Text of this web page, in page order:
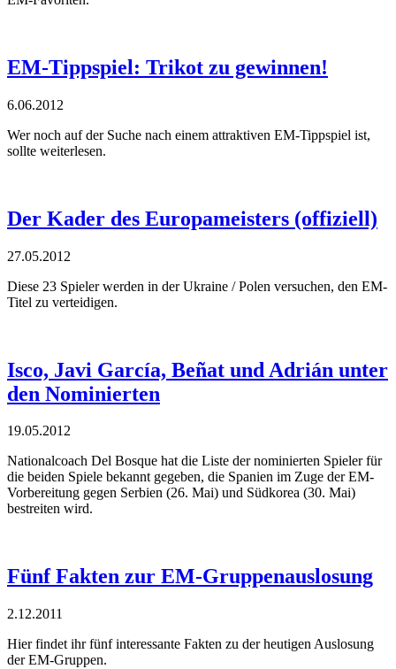
EM-Tippspiel: Trikot zu gewinnen!
6.06.2012
Wer noch auf der Suche nach einem attraktiven EM-Tippspiel ist,
sollte weiterlesen.
Der Kader des Europameisters (offiziell)
27.05.2012
Diese 23 Spieler werden in der Ukraine / Polen versuchen, den EM-
Titel zu verteidigen.
Isco, Javi García, Beñat und Adrián unter
den Nominierten
19.05.2012
Nationalcoach Del Bosque hat die Liste der nominierten Spieler für
die beiden Spiele bekannt gegeben, die Spanien im Zuge der EM-
Vorbereitung gegen Serbien (26. Mai) und Südkorea (30. Mai)
bestreiten wird.
Fünf Fakten zur EM-Gruppenauslosung
2.12.2011
Hier findet ihr fünf interessante Fakten zu der heutigen Auslosung
der EM-Gruppen.